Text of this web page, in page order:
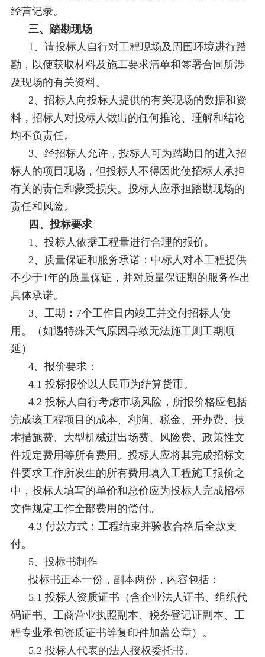
经营记录。
三、踏勘现场
1、请投标人自行对工程现场及周围环境进行踏
勘，以便获取材料及施工要求清单和签署合同所涉
及现场的有关资料。
2、招标人向投标人提供的有关现场的数据和资
料，招标人对投标人做出的任何推论、理解和结论
均不负责任。
3、经招标人允许，投标人可为踏勘目的进入招
标人的项目现场，但投标人不得因此使招标人承担
有关的责任和蒙受损失。投标人应承担踏勘现场的
责任和风险。
四、投标要求
1、投标人依据工程量进行合理的报价。
2、质量保证和服务承诺：中标人对本工程提供
不少于1年的质量保证，并对质量保证期的服务作出
具体承诺。
3、工期：7个工作日内竣工并交付招标人使
用。（如遇特殊天气原因导致无法施工则工期顺
延）
4、报价要求：
4.1 投标报价以人民币为结算货币。
4.2 投标人自行考虑市场风险，所报价格应包括
完成该工程项目的成本、利润、税金、开办费、技
术措施费、大型机械进出场费、风险费、政策性文
件规定费用等所有费用。投标人应将其完成招标文
件要求工作所发生的所有费用填入工程施工报价之
中，投标人填写的单价和总价应为投标人完成招标
文件规定工作全部费用的偿付。
4.3 付款方式：工程结束并验收合格后全款支
付。
5、投标书制作
投标书正本一份，副本两份，内容包括：
5.1 投标人资质证书（含企业法人证书、组织代
码证书、工商营业执照副本、税务登记证副本、工
程专业承包资质证书等复印件加盖公章）。
5.2 投标人代表的法人授权委托书。